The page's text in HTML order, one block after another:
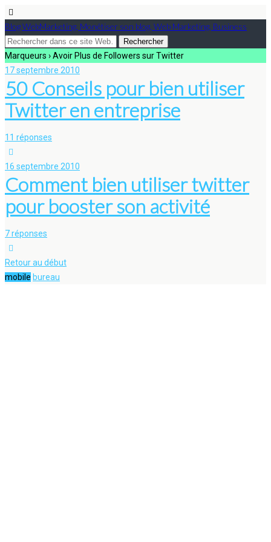
Blog WebMarketing, Monétiser son blog, Web Marketing, Business
Marqueurs › Avoir Plus de Followers sur Twitter
17 septembre 2010
50 Conseils pour bien utiliser
Twitter en entreprise
11 réponses
16 septembre 2010
Comment bien utiliser twitter
pour booster son activité
7 réponses
Retour au début
mobile bureau